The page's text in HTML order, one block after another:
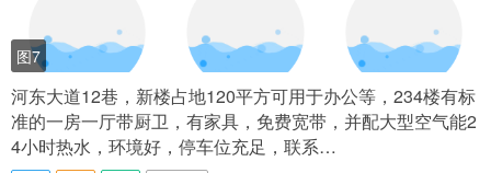
图7
河东大道12巷，新楼占地120平方可用于办公等，234楼有标
准的一房一厅带厨卫，有家具，免费宽带，并配大型空气能2
4小时热水，环境好，停车位充足，联系…